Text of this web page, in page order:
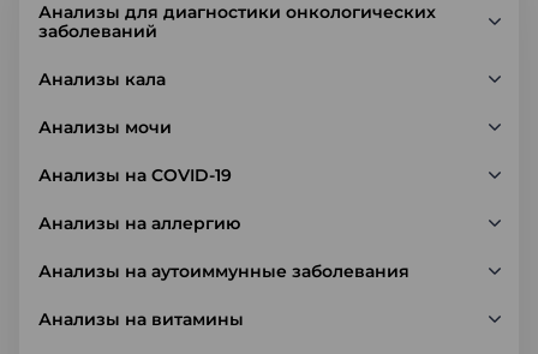
Анализы для диагностики онкологических
заболеваний
Анализы кала
Анализы мочи
Анализы на COVID-19
Анализы на аллергию
Анализы на аутоиммунные заболевания
Анализы на витамины